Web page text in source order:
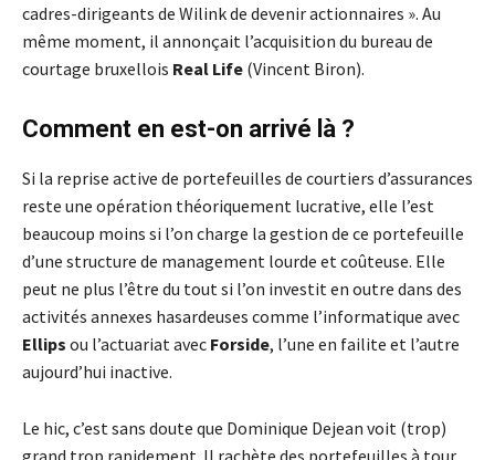
cadres-dirigeants de Wilink de devenir actionnaires ». Au
même moment, il annonçait l’acquisition du bureau de
courtage bruxellois Real Life (Vincent Biron).
Comment en est-on arrivé là ?
Si la reprise active de portefeuilles de courtiers d’assurances
reste une opération théoriquement lucrative, elle l’est
beaucoup moins si l’on charge la gestion de ce portefeuille
d’une structure de management lourde et coûteuse. Elle
peut ne plus l’être du tout si l’on investit en outre dans des
activités annexes hasardeuses comme l’informatique avec
Ellips ou l’actuariat avec Forside, l’une en failite et l’autre
aujourd’hui inactive.
Le hic, c’est sans doute que Dominique Dejean voit (trop)
grand trop rapidement. Il rachète des portefeuilles à tour